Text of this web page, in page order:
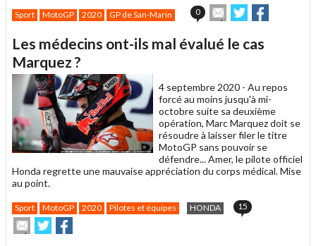
Sport MotoGP 2020 GP de San-Marin 0
Envoyer
cet
à
Partager
sur sur
Les médecins ont-ils mal évalué le cas
Marquez ?
4 septembre 2020 - Au repos
forcé au moins jusqu'à mi-
octobre suite sa deuxième
opération, Marc Marquez doit se
résoudre à laisser filer le titre
MotoGP sans pouvoir se
défendre... Amer, le pilote officiel
Honda regrette une mauvaise appréciation du corps médical. Mise
au point.
Sport MotoGP 2020 Pilotes et équipes HONDA 15
Envoyer
cet
Partager
sur
sur